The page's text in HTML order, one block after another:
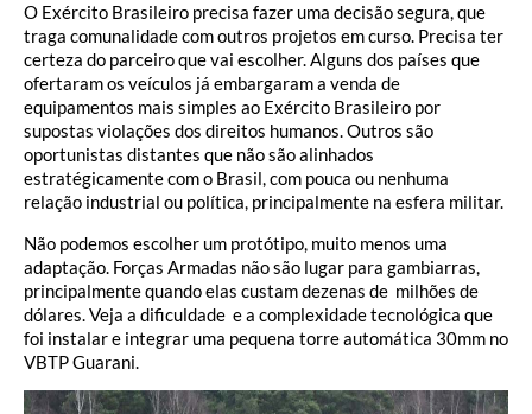
O Exército Brasileiro precisa fazer uma decisão segura, que
traga comunalidade com outros projetos em curso. Precisa ter
certeza do parceiro que vai escolher. Alguns dos países que
ofertaram os veículos já embargaram a venda de
equipamentos mais simples ao Exército Brasileiro por
supostas violações dos direitos humanos. Outros são
oportunistas distantes que não são alinhados
estratégicamente com o Brasil, com pouca ou nenhuma
relação industrial ou política, principalmente na esfera militar.
Não podemos escolher um protótipo, muito menos uma
adaptação. Forças Armadas não são lugar para gambiarras,
principalmente quando elas custam dezenas de milhões de
dólares. Veja a dificuldade e a complexidade tecnológica que
foi instalar e integrar uma pequena torre automática 30mm no
VBTP Guarani.